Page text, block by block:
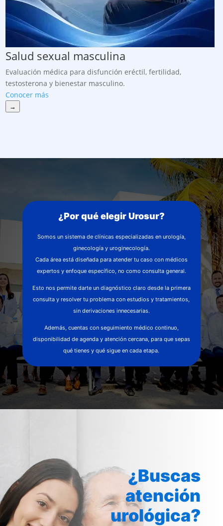
Salud sexual masculina
Evaluación médica para disfunción eréctil, fertilidad,
testosterona y bienestar masculino.
Conocer más
→
¿Por qué elegir Urosur?
Somos un sistema de clínicas especializadas en urología,
ginecología y uroginecología.
Cada área está diseñada para atender tu caso con médicos
expertos y enfoque específico, no como consulta general.
Esto nos permite darte un diagnóstico claro desde la primera
consulta y resolver tu problema con estudios y tratamientos,
sin derivaciones innecesarias.
Además, cuentas con seguimiento médico continuo,
disponibilidad de agenda y atención cercana, para que sepas
qué tienes y qué sigue en cada etapa.
¿Buscas
atención
urológica?